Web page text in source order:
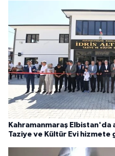
Kahramanmaraş Elbistan'da
Taziye ve Kültür Evi hizmete